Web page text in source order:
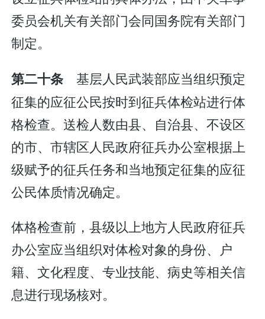
委员会机关有关部门会同国务院有关部门
制定。
第二十条 基层人民武装部应当组织预定
征集的应征公民按时到征兵体检站进行体
格检查。送检人数由县、自治县、不设区
的市、市辖区人民政府征兵办公室根据上
级赋予的征兵任务和当地预定征集的应征
公民体质情况确定。
体格检查前，县级以上地方人民政府征兵
办公室应当组织对体检对象的身份、户
籍、文化程度、专业技能、病史等相关信
息进行现场核对。